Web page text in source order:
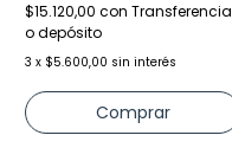
$15.120,00 con Transferencia
o depósito
3 x $5.600,00 sin interés
Comprar